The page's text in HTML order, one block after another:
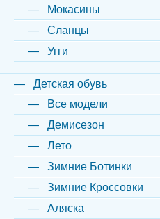
Мокасины
Сланцы
Угги
Детская обувь
Все модели
Демисезон
Лето
Зимние Ботинки
Зимние Кроссовки
Аляска